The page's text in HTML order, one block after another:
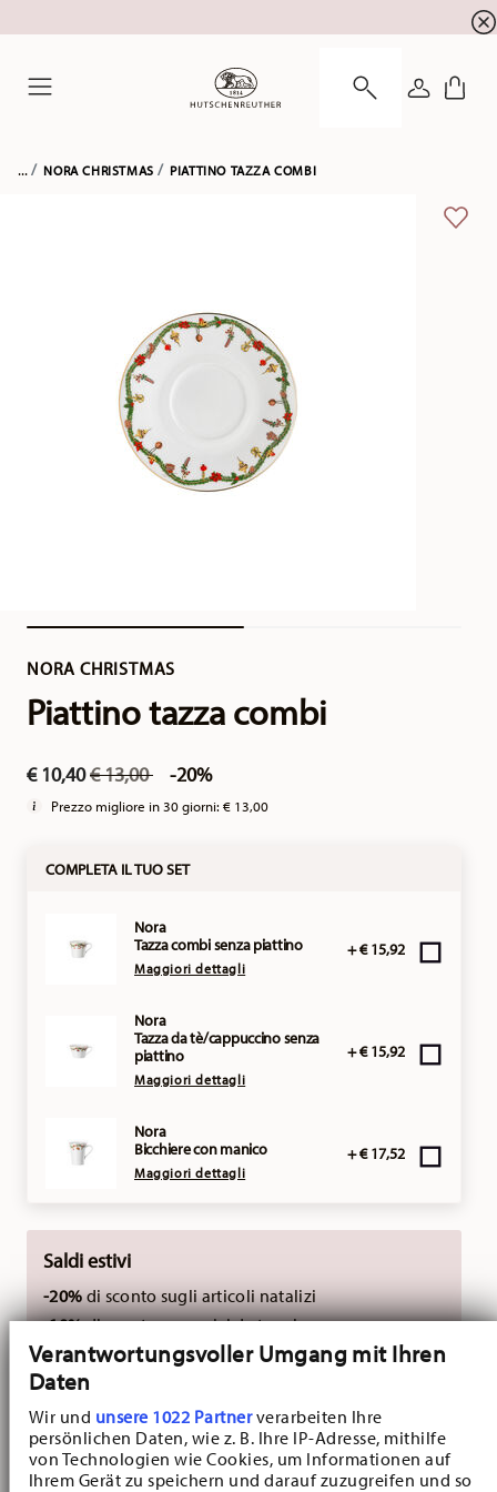
Verantwortungsvoller Umgang mit Ihren
Daten
Wir und unsere 1022 Partnerverarbeiten Ihre
persönlichen Daten, wie z. B. Ihre IP-Adresse, mithilfe
von Technologien wie Cookies, um Informationen auf
Ihrem Gerät zu speichern und darauf zuzugreifen und so
registrazione alla newsletter
ACCEDI
... NORA CHRISTMAS PIATTINO TAZZA COMBI
NORA CHRISTMAS
Piattino tazza combi
€ 10,40Price reduced from
€ 13,00to -20%
Prezzo migliore in 30 giorni:€ 13,00
COMPLETA IL TUO SET
Nora
Tazza combi senza piattino
Maggiori dettagli
+ € 15,92
Nora
Tazza da tè/cappuccino senza
piattino
Maggiori dettagli
+ € 15,92
Nora
Bicchiere con manico
Maggiori dettagli
+ € 17,52
Saldi estivi
-20%di sconto sugli articoli natalizi
-10%di sconto su servizi da tavola,
vasi e collezioni primaverili
Fino al
collezione Maria Theresia White
Non cumulabile con codici sconto esterni.